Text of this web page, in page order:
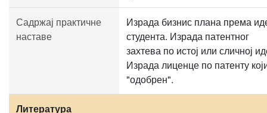
Садржај практичне
наставе
Израда бизнис плана према
студента. Израда патентног
захтева по истој или сличној
Израда лиценце по патенту
"одобрен".
Литература